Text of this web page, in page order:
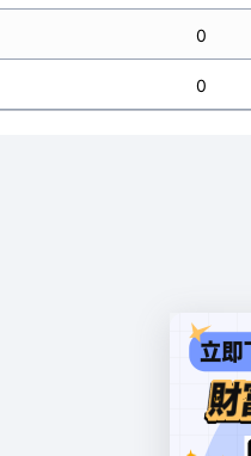
0
0